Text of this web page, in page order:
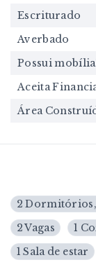
2 Dormitórios,
2 Vagas
1
1 Sala de estar
Escriturado
Averbado
Possui
Aceita
Área